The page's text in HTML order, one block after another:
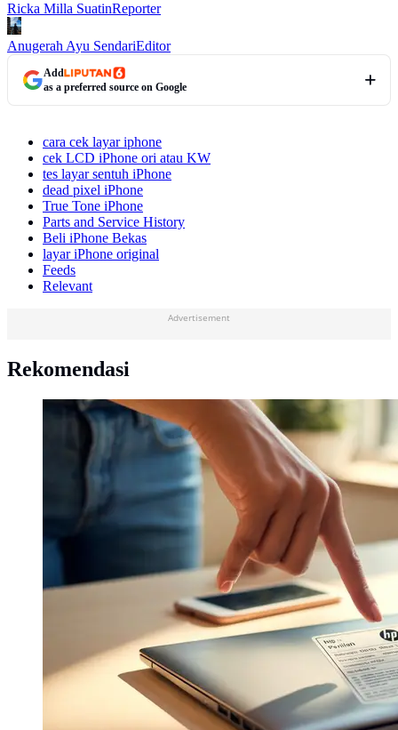
Ricka Milla SuatinReporter
Anugerah Ayu SendariEditor
Add
as a preferred source on Google
cara cek layar iphone
cek LCD iPhone ori atau KW
tes layar sentuh iPhone
dead pixel iPhone
True Tone iPhone
Parts and Service History
Beli iPhone Bekas
layar iPhone original
Feeds
Relevant
Advertisement
Rekomendasi